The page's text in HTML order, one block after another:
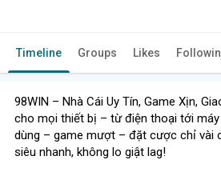
Timeline Groups Likes
98WIN – Nhà Cái Uy Tín, Game Xịn,
cho mọi thiết bị – từ điện thoại tới máy
dùng – game mượt – đặt cược chỉ vài
siêu nhanh, không lo giật lag!